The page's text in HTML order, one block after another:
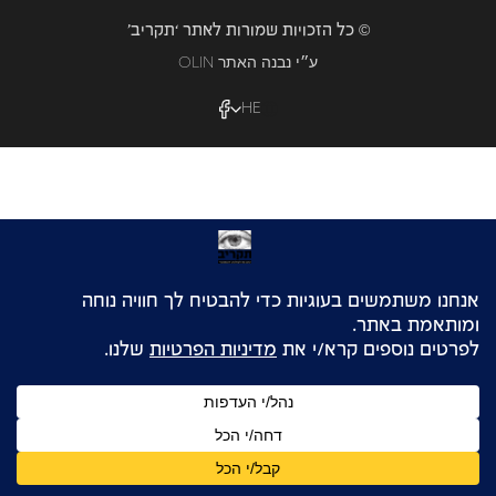
© כל הזכויות שמורות לאתר ‘תקריב’
OLIN ע״י נבנה האתר
HE